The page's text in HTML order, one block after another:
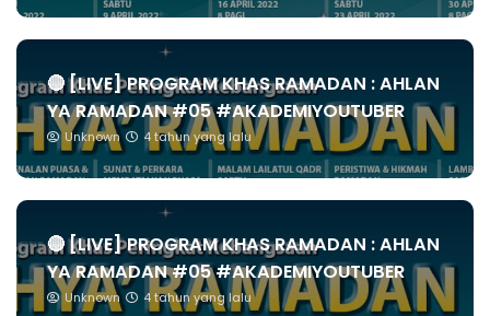
🔴 [LIVE] PROGRAM KHAS RAMADAN : AHLAN
YA RAMADAN #05 #AKADEMIYOUTUBER
Unknown 4 tahun yang lalu
🔴 [LIVE] PROGRAM KHAS RAMADAN : AHLAN
YA RAMADAN #05 #AKADEMIYOUTUBER
Unknown 4 tahun yang lalu